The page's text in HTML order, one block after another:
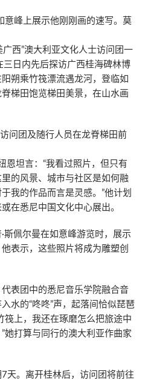
意峰上展示他刚刚画的速写。莫
西”澳大利亚文化人士访问团一
日内先后探访广西桂海碑林博
朔乘竹筏漂流遇龙河，登临如
梯田饱览梯田美景，在山水画
问团及随行人员在龙脊梯田前
坦言：“我看过照片，但只有
的风景、城市与社区是如何融
我的作品而言是灵感。”他计划
在悉尼中国文化中心展出。
佩尔曼在如意峰游览时，展示
表示，这些照片将成为雕塑创
团中的悉尼音乐学院融合音
水的“咚咚”声，起落间恰似琵琶
筏上，我还在琢磨怎么把旅途中
她打算与同行的澳大利亚作曲家
。离开桂林后，访问团将前往